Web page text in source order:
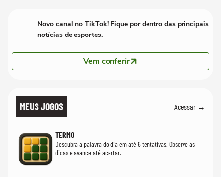
Novo canal no TikTok! Fique por dentro das principais
notícias de esportes.
Vem conferir
MEUS JOGOS Acessar →
TERMO
Descubra a palavra do dia em até 6 tentativas. Observe as
dicas e avance até acertar.